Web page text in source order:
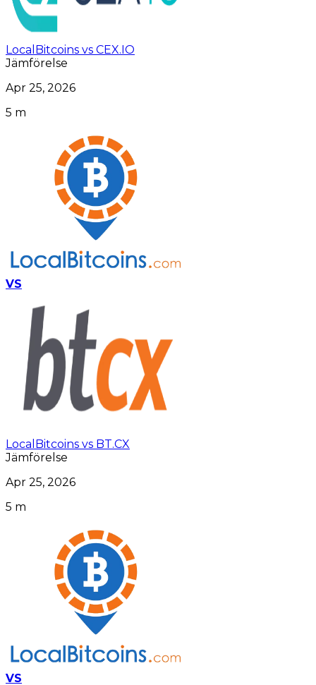
LocalBitcoins vs CEX.IO
Jämförelse
Apr 25, 2026
5 m
VS
LocalBitcoins vs BT.CX
Jämförelse
Apr 25, 2026
5 m
VS